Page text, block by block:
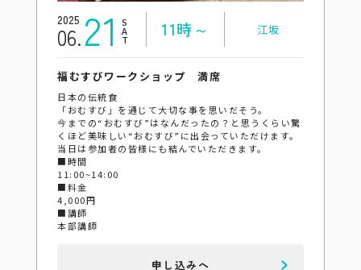
2025
06.21 SAT 11時～ 江坂
福むすびワークショップ 満席
日本の伝統食
「おむすび」を通じて大切な事を思いだそう。
今までの“おむすび”はなんだったの？と思うくらい驚
くほど美味しい“おむすび”に出会っていただけます。
当日は参加者の皆様にも結んでいただきます。
■時間
11:00~14:00
■料金
4,000円
■講師
本部講師
申し込みへ